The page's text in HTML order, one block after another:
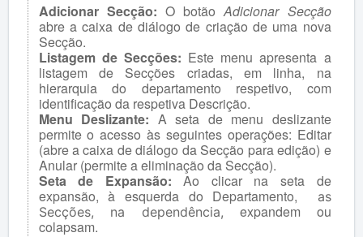
Adicionar Secção: O botãoAdicionar Secção
abre a caixa de diálogo de criação de uma nova
Secção.
Listagem de Secções: Este menu apresenta a
listagem de Secções criadas, em linha, na
hierarquia do departamento respetivo, com
identificação da respetiva Descrição.
Menu Deslizante: A seta de menu deslizante
permite o acesso às seguintes operações: Editar
(abre a caixa de diálogo da Secção para edição) e
Anular (permite a eliminação da Secção).
Seta de Expansão:Ao clicar na seta de
expansão, à esquerda do Departamento,
as
Secções, na dependência,
expandem ou
colapsam.